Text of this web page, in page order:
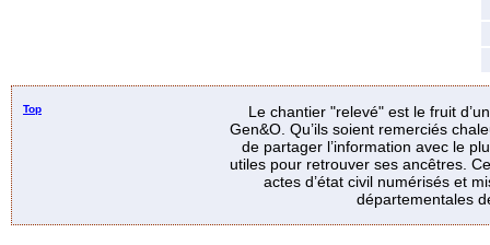
Top
Le chantier "relevé" est le fruit
Gen&O. Qu’ils soient remerciés
de partager l’information avec le
utiles pour retrouver ses ancêtres.
actes d’état civil numérisés et
départementales